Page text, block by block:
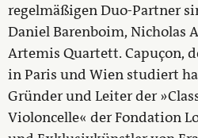
regelmäßigen Duo-Partner
Daniel Barenboim, Nicholas
Artemis Quartett. Capuçon,
in Paris und Wien studiert
Gründer und Leiter der
Violoncelle« der Fondation